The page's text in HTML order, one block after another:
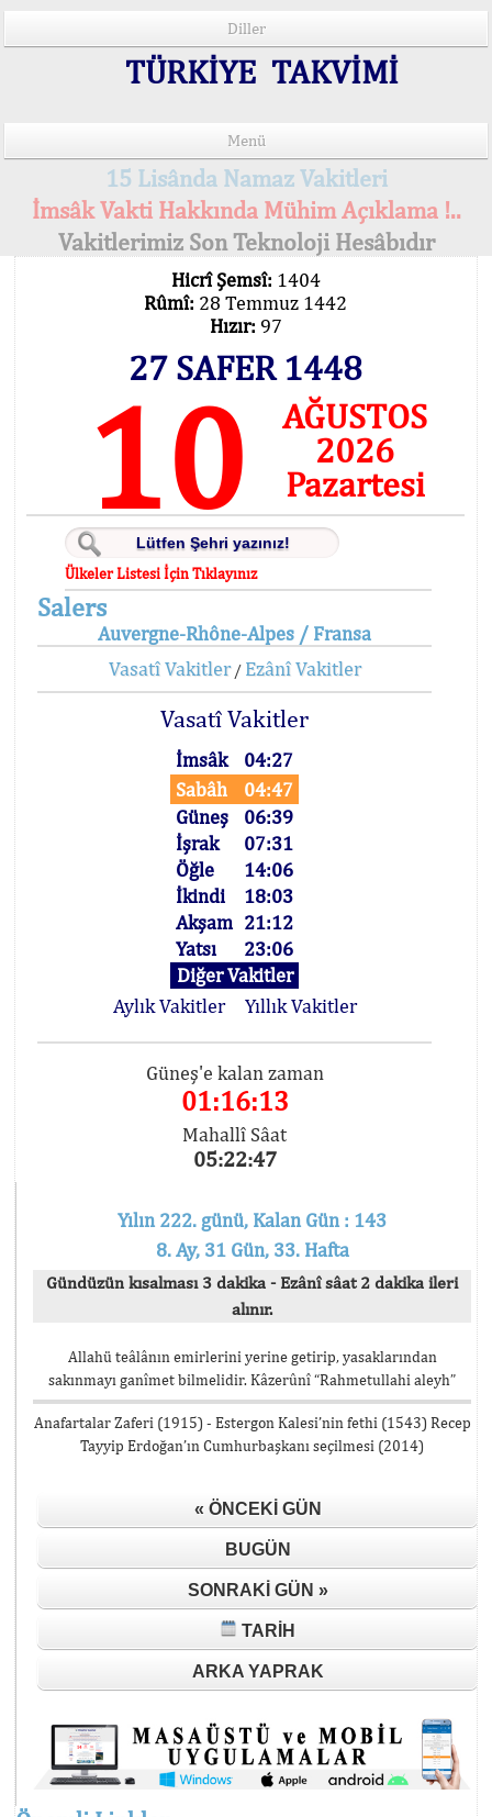
Diller
TÜRKİYE TAKVİMİ
Menü
15 Lisânda Namaz Vakitleri
İmsâk Vakti Hakkında Mühim Açıklama !..
Vakitlerimiz Son Teknoloji Hesâbıdır
Hicrî Şemsî: 1404
Rûmî: 28 Temmuz 1442
Hızır: 97
27 SAFER 1448
10
AĞUSTOS
2026
Pazartesi
Ülkeler Listesi İçin Tıklayınız
Salers
Auvergne-Rhône-Alpes / Fransa
Vasatî Vakitler/ Ezânî Vakitler
Vasatî Vakitler
İmsâk
04:27
Sabâh
04:47
Güneş
06:39
İşrak
07:31
Öğle
14:06
İkindi
18:03
Akşam 21:12
Yatsı
23:06
Diğer Vakitler
Aylık Vakitler
Yıllık Vakitler
Güneş'e kalan zaman
01:16:12
Mahallî Sâat
05:22:48
Yılın 222. günü, Kalan Gün : 143
8. Ay, 31 Gün, 33. Hafta
Gündüzün kısalması 3 dakika - Ezânî sâat 2 dakika ileri
alınır.
Allahü teâlânın emirlerini yerine getirip, yasaklarından
sakınmayı ganîmet bilmelidir. Kâzerûnî “Rahmetullahi aleyh”
Anafartalar Zaferi (1915) - Estergon Kalesi’nin fethi (1543) Recep
Tayyip Erdoğan’ın Cumhurbaşkanı seçilmesi (2014)
« ÖNCEKI GÜN
BUGÜN
SONRAKI GÜN »
TARIH
ARKA YAPRAK